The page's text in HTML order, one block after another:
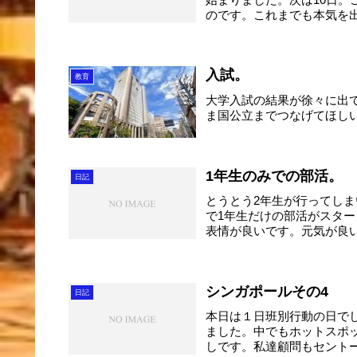
のです。これまでも本気を
教育 入試。
大学入試の結果が徐々に出
ま国公立までつなげてほし
日記 1年生のみでの部活。
とうとう2年生が行ってし
で1年生だけの部活がスタ
表情が良いです。元気が良
日記 シンガポールその4
本日は１日班別行動の日で
ました。中でもホットスポ
しです。私達顧問もセント